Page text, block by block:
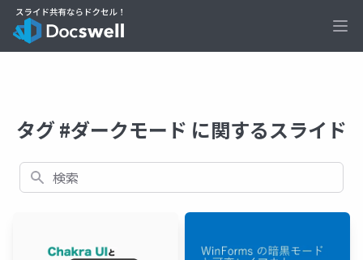
タグ #ダークモード に関するスライド
検索